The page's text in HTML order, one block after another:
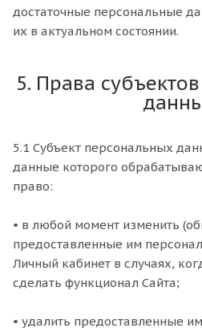
достаточные персональные
их в актуальном состоянии.
5. Права
5.1 Субъект персональных
данные которого
право:
• в любой момент изменить
предоставленные им
Личный кабинет в случаях,
сделать функционал Сайта;
• удалить предоставленные